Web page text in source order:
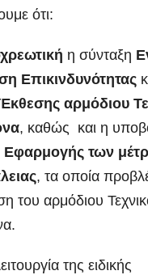
ότι:
η σύνταξη
Επικινδυνότητας
αρμόδιου
, καθώς και η
των
, τα οποία
του αρμόδιου
της ειδικής